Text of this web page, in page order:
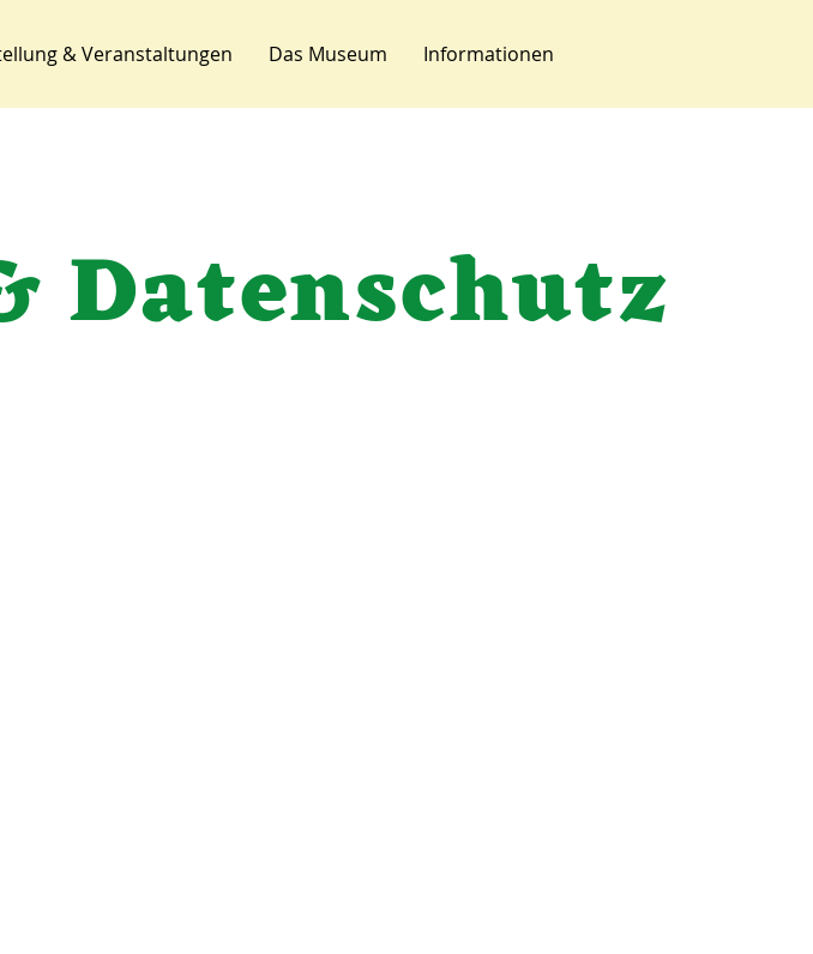
& Veranstaltungen Das Museum Informationen
Datenschutz